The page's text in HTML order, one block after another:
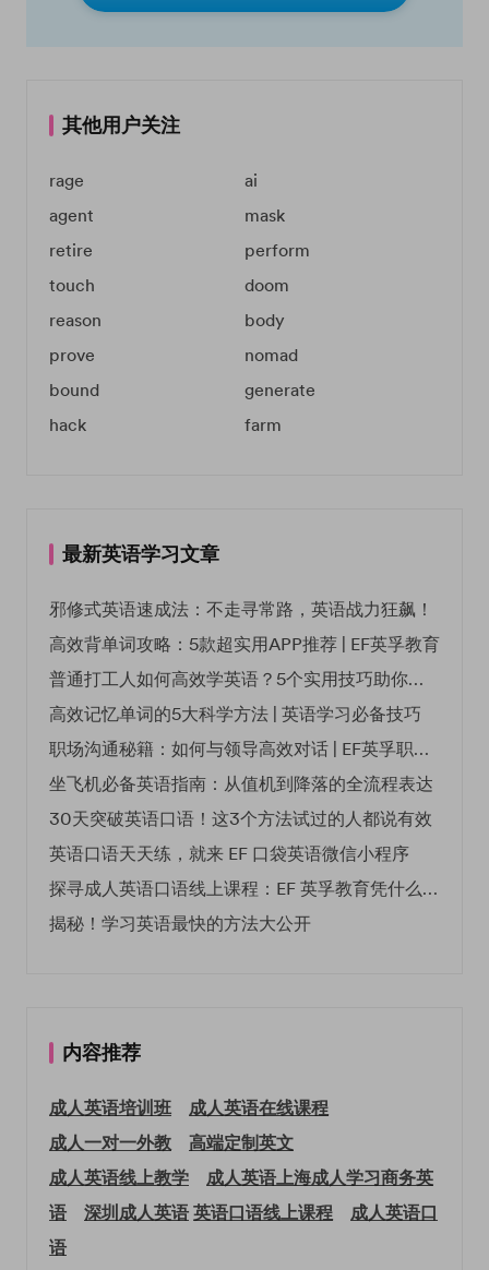
其他用户关注
rage
ai
agent
mask
retire
perform
touch
doom
reason
body
prove
nomad
bound
generate
hack
farm
最新英语学习文章
邪修式英语速成法：不走寻常路，英语战力狂飙！
高效背单词攻略：5款超实用APP推荐 | EF英孚教育
普通打工人如何高效学英语？5个实用技巧助你突破职场瓶颈
高效记忆单词的5大科学方法 | 英语学习必备技巧
职场沟通秘籍：如何与领导高效对话 | EF英孚职场指南
坐飞机必备英语指南：从值机到降落的全流程表达
30天突破英语口语！这3个方法试过的人都说有效
英语口语天天练，就来 EF 口袋英语微信小程序
探寻成人英语口语线上课程：EF 英孚教育凭什么领航
揭秘！学习英语最快的方法大公开
内容推荐
成人英语培训班
成人英语在线课程
成人一对一外教
高端定制英文
成人英语线上教学
成人英语上海成人学习商务英
语
深圳成人英语英语口语线上课程
成人英语口
语